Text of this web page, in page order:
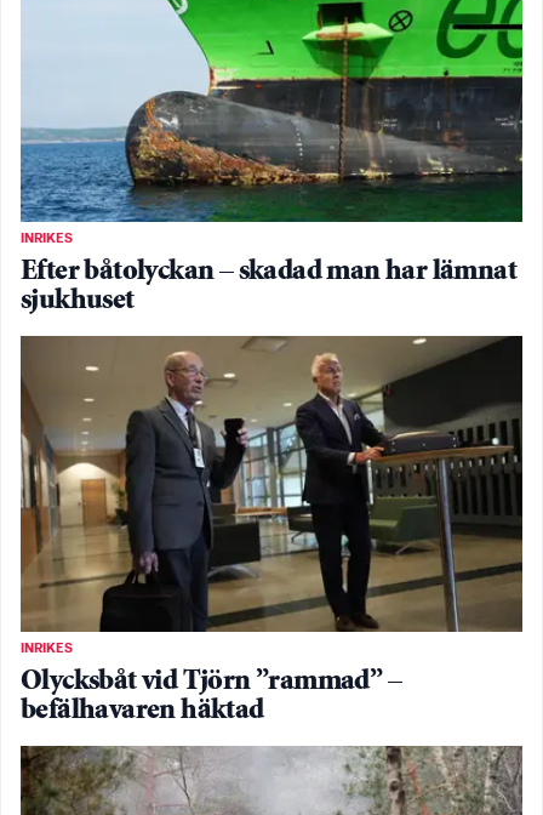
INRIKES
Efter båtolyckan – skadad man har lämnat
sjukhuset
INRIKES
Olycksbåt vid Tjörn ”rammad” –
befälhavaren häktad